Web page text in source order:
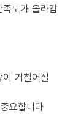
도가 올라갑
거칠어질
요합니다